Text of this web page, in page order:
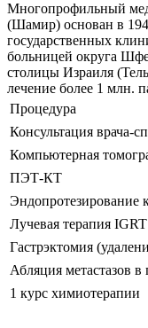
Многопрофильный
(Шамир) основан в
государственных
больницей округа
столицы Израиля
лечение более 1 млн.
Процедура
Консультация врача-
Компьютерная
ПЭТ-КТ
Эндопротезирование
Лучевая терапия IGRT
Гастрэктомия
Абляция метастазов в
1 курс химиотерапии